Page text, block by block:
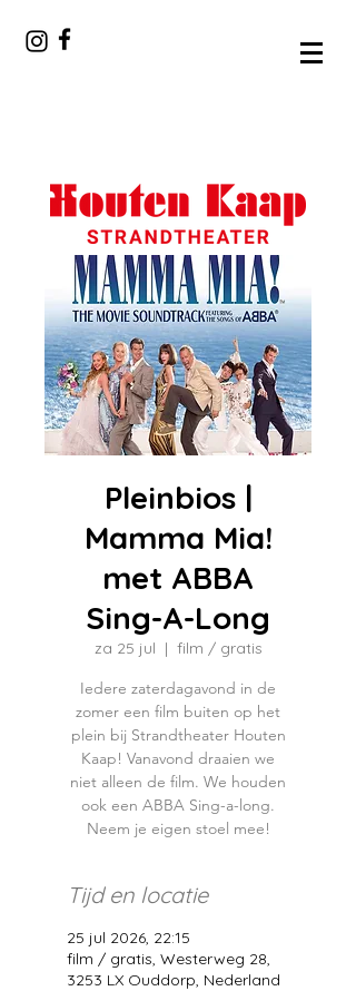
Pleinbios |
Mamma Mia!
met ABBA
Sing-A-Long
za 25 jul
  |
film / gratis
Iedere zaterdagavond in de
zomer een film buiten op het
plein bij Strandtheater Houten
Kaap! Vanavond draaien we
niet alleen de film. We houden
ook een ABBA Sing-a-long.
Neem je eigen stoel mee!
Tijd en locatie
25 jul 2026, 22:15
film / gratis, Westerweg 28,
3253 LX Ouddorp, Nederland